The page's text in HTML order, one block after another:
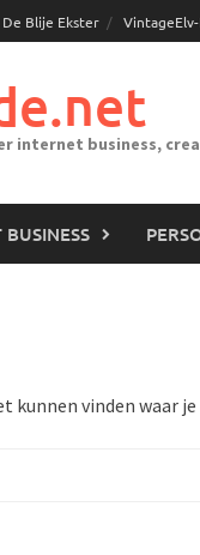
De Blije Ekster
internet business,
vinden waar